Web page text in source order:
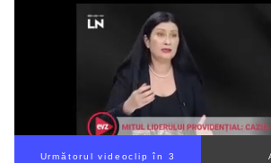
Următorul videoclip în 3